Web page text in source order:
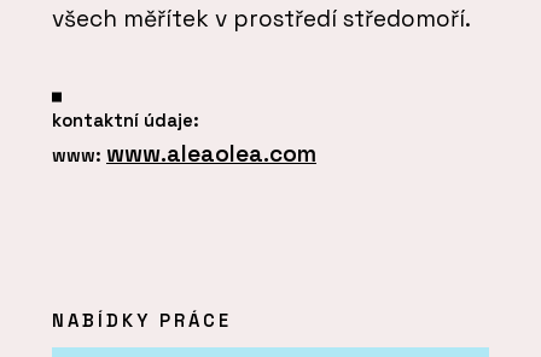
všech měřítek v prostředí středomoří.
kontaktní údaje:
www: www.aleaolea.com
NABÍDKY PRÁCE